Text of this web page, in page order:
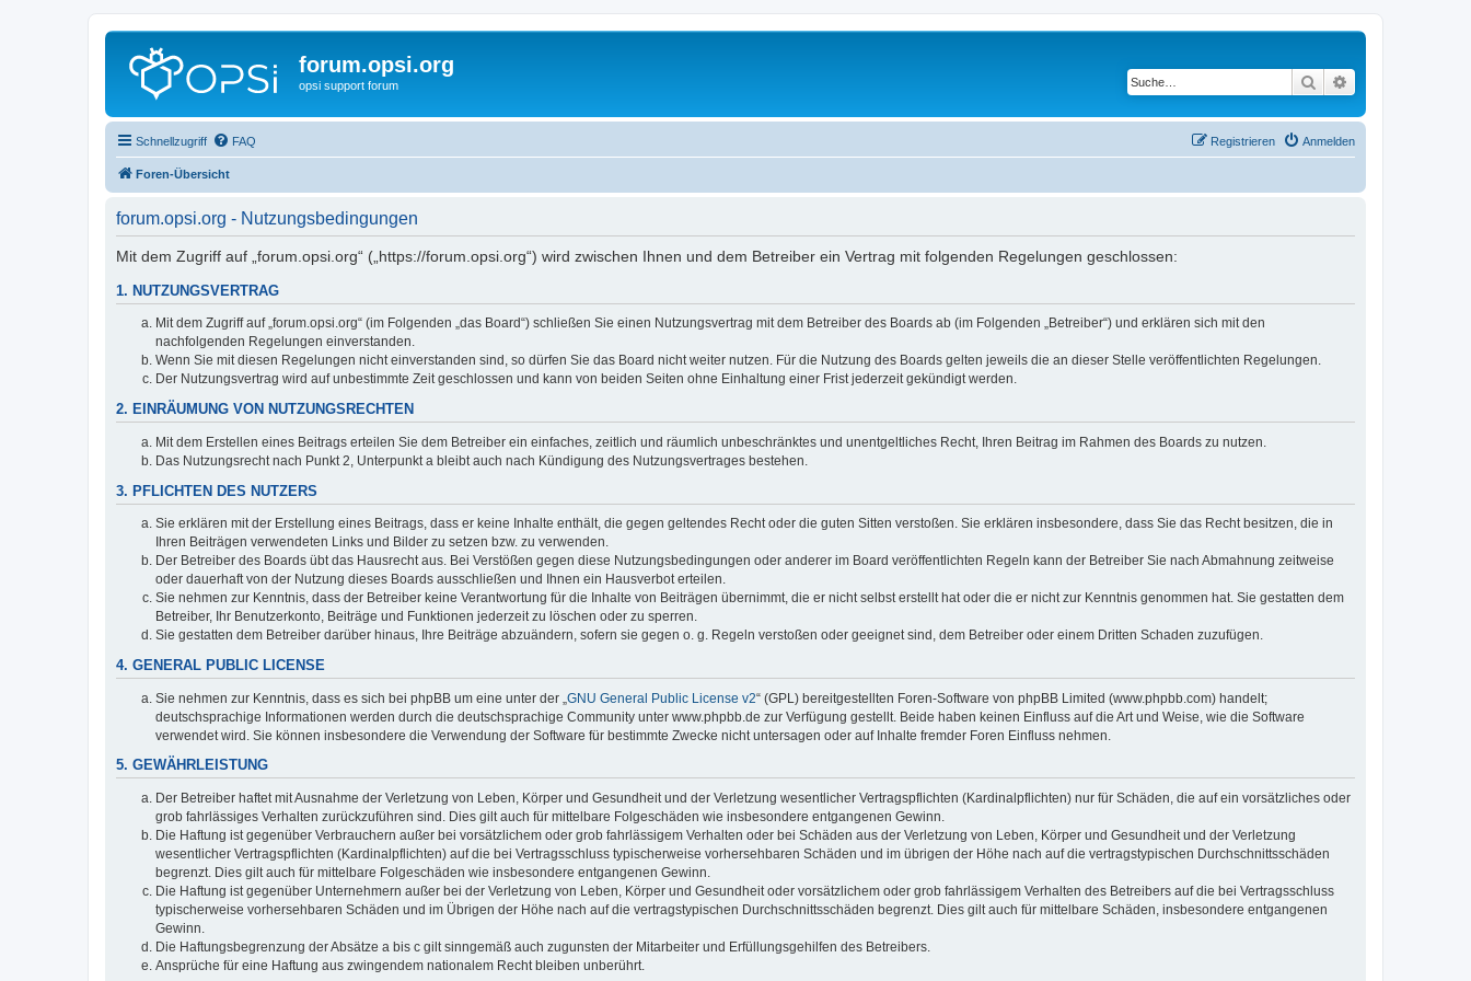
forum.opsi.org
opsi support forum Suche
Schnellzugriff FAQ Anmelden
Registrieren
Foren-Übersicht
forum.opsi.org - Nutzungsbedingungen
Mit dem Zugriff auf „forum.opsi.org“ („https://forum.opsi.org“) wird zwischen Ihnen und dem Betreiber ein Vertrag mit folgenden Regelungen geschlossen:
1. NUTZUNGSVERTRAG
Mit dem Zugriff auf „forum.opsi.org“ (im Folgenden „das Board“) schließen Sie einen Nutzungsvertrag mit dem Betreiber des Boards ab (im Folgenden „Betreiber“) und erklären sich mit den
nachfolgenden Regelungen einverstanden.
Wenn Sie mit diesen Regelungen nicht einverstanden sind, so dürfen Sie das Board nicht weiter nutzen. Für die Nutzung des Boards gelten jeweils die an dieser Stelle veröffentlichten Regelungen.
Der Nutzungsvertrag wird auf unbestimmte Zeit geschlossen und kann von beiden Seiten ohne Einhaltung einer Frist jederzeit gekündigt werden.
2. EINRÄUMUNG VON NUTZUNGSRECHTEN
Mit dem Erstellen eines Beitrags erteilen Sie dem Betreiber ein einfaches, zeitlich und räumlich unbeschränktes und unentgeltliches Recht, Ihren Beitrag im Rahmen des Boards zu nutzen.
Das Nutzungsrecht nach Punkt 2, Unterpunkt a bleibt auch nach Kündigung des Nutzungsvertrages bestehen.
3. PFLICHTEN DES NUTZERS
Sie erklären mit der Erstellung eines Beitrags, dass er keine Inhalte enthält, die gegen geltendes Recht oder die guten Sitten verstoßen. Sie erklären insbesondere, dass Sie das Recht besitzen, die in
Ihren Beiträgen verwendeten Links und Bilder zu setzen bzw. zu verwenden.
Der Betreiber des Boards übt das Hausrecht aus. Bei Verstößen gegen diese Nutzungsbedingungen oder anderer im Board veröffentlichten Regeln kann der Betreiber Sie nach Abmahnung zeitweise
oder dauerhaft von der Nutzung dieses Boards ausschließen und Ihnen ein Hausverbot erteilen.
Sie nehmen zur Kenntnis, dass der Betreiber keine Verantwortung für die Inhalte von Beiträgen übernimmt, die er nicht selbst erstellt hat oder die er nicht zur Kenntnis genommen hat. Sie gestatten dem
Betreiber, Ihr Benutzerkonto, Beiträge und Funktionen jederzeit zu löschen oder zu sperren.
Sie gestatten dem Betreiber darüber hinaus, Ihre Beiträge abzuändern, sofern sie gegen o. g. Regeln verstoßen oder geeignet sind, dem Betreiber oder einem Dritten Schaden zuzufügen.
4. GENERAL PUBLIC LICENSE
Sie nehmen zur Kenntnis, dass es sich bei phpBB um eine unter der „ GNU General Public License v2“ (GPL) bereitgestellten Foren-Software von phpBB Limited (www.phpbb.com) handelt;
deutschsprachige Informationen werden durch die deutschsprachige Community unter www.phpbb.de zur Verfügung gestellt. Beide haben keinen Einfluss auf die Art und Weise, wie die Software
verwendet wird. Sie können insbesondere die Verwendung der Software für bestimmte Zwecke nicht untersagen oder auf Inhalte fremder Foren Einfluss nehmen.
5. GEWÄHRLEISTUNG
Der Betreiber haftet mit Ausnahme der Verletzung von Leben, Körper und Gesundheit und der Verletzung wesentlicher Vertragspflichten (Kardinalpflichten) nur für Schäden, die auf ein vorsätzliches oder
grob fahrlässiges Verhalten zurückzuführen sind. Dies gilt auch für mittelbare Folgeschäden wie insbesondere entgangenen Gewinn.
Die Haftung ist gegenüber Verbrauchern außer bei vorsätzlichem oder grob fahrlässigem Verhalten oder bei Schäden aus der Verletzung von Leben, Körper und Gesundheit und der Verletzung
wesentlicher Vertragspflichten (Kardinalpflichten) auf die bei Vertragsschluss typischerweise vorhersehbaren Schäden und im übrigen der Höhe nach auf die vertragstypischen Durchschnittsschäden
begrenzt. Dies gilt auch für mittelbare Folgeschäden wie insbesondere entgangenen Gewinn.
Die Haftung ist gegenüber Unternehmern außer bei der Verletzung von Leben, Körper und Gesundheit oder vorsätzlichem oder grob fahrlässigem Verhalten des Betreibers auf die bei Vertragsschluss
typischerweise vorhersehbaren Schäden und im Übrigen der Höhe nach auf die vertragstypischen Durchschnittsschäden begrenzt. Dies gilt auch für mittelbare Schäden, insbesondere entgangenen
Gewinn.
Die Haftungsbegrenzung der Absätze a bis c gilt sinngemäß auch zugunsten der Mitarbeiter und Erfüllungsgehilfen des Betreibers.
Ansprüche für eine Haftung aus zwingendem nationalem Recht bleiben unberührt.